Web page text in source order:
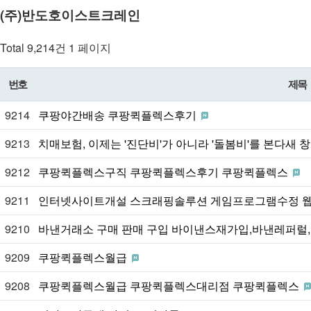
(주)반도호이스트크레인
Total 9,214건 1 페이지
번호 제목
9214 쿠팡야간배송 쿠팡퀵플렉스후기
9213
치매보험, 이제는 '진단비'가 아니라 '돌봄비'를 본다새
9212 쿠팡퀵플렉스구직 쿠팡퀵플렉스후기 쿠팡퀵플렉스
9211
인터넷사이트개설 스크래핑솔루션 게임프로그램수정
9210
바낸거래소 구매 판매 구입 바이낸스재가입,바낸레퍼
9209
쿠팡퀵플렉스월급
9208
쿠팡퀵플렉스월급 쿠팡퀵플렉스대리점 쿠팡퀵플렉스